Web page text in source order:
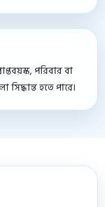
পরিবার বা
হতে পারে।